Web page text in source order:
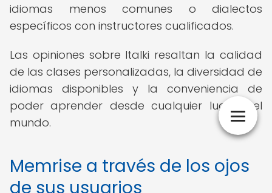
idiomas menos comunes o dialectos
específicos con instructores cualificados.
Las opiniones sobre Italki resaltan la calidad
de las clases personalizadas, la diversidad de
idiomas disponibles y la conveniencia de
poder aprender desde cualquier lugar del
mundo.
Memrise a través de los ojos
de sus usuarios